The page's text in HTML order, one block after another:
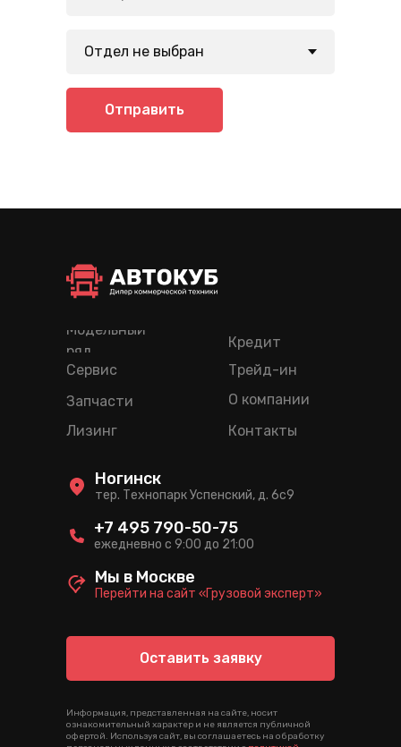
Отправить
Лизинг
Кредит
Трейд-ин
Модельный
ряд
Сервис
Запчасти
О компании
Контакты
Оставить заявку
Информация, представленная на сайте, носит
ознакомительный характер и не является публичной
офертой. Используя сайт, вы соглашаетесь на обработку
тер. Технопарк Успенский, д. 6c9
Ногинск
ежедневно с 9:00 до 21:00
+7 495 790-50-75
Перейти на сайт «Грузовой эксперт»
Мы в Москве